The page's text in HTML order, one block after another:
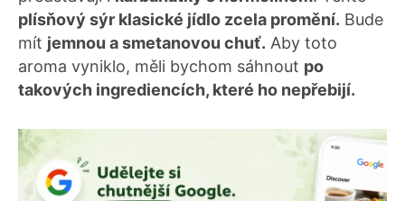
plísňový sýr klasické jídlo zcela promění. Bude
mít jemnou a smetanovou chuť. Aby toto
aroma vyniklo, měli bychom sáhnout po
takových ingrediencích, které ho nepřebijí.